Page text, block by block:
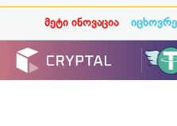
მეტი ინოვაცია